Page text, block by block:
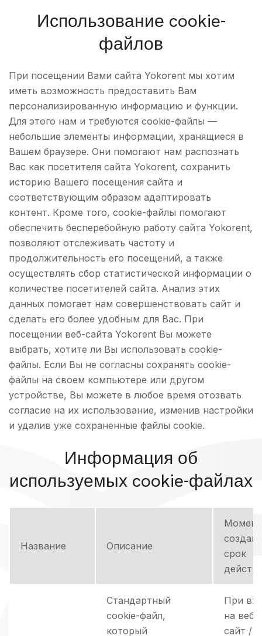
Использование cookie-
файлов
При посещении Вами сайта Yokorent мы хотим
иметь возможность предоставить Вам
персонализированную информацию и функции.
Для этого нам и требуются cookie-файлы —
небольшие элементы информации, хранящиеся в
Вашем браузере. Они помогают нам распознать
Вас как посетителя сайта Yokorent, сохранить
историю Вашего посещения сайта и
соответствующим образом адаптировать
контент. Кроме того, cookie-файлы помогают
обеспечить бесперебойную работу сайта Yokorent,
позволяют отслеживать частоту и
продолжительность его посещений, а также
осуществлять сбор статистической информации о
количестве посетителей сайта. Анализ этих
данных помогает нам совершенствовать сайт и
сделать его более удобным для Вас. При
посещении веб-сайта Yokorent Вы можете
выбрать, хотите ли Вы использовать cookie-
файлы. Если Вы не согласны сохранять cookie-
файлы на своем компьютере или другом
устройстве, Вы можете в любое время отозвать
согласие на их использование, изменив настройки
и удалив уже сохраненные файлы cookie.
Информация об
используемых cookie-файлах
Название Описание
Момент
срок
Стандартный
cookie-файл,
который
При
на веб-
сайт /